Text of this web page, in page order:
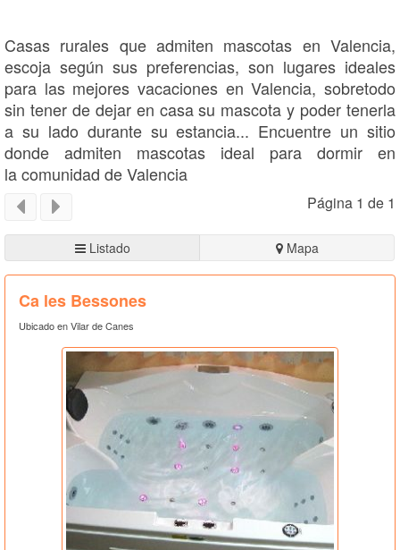
Casas rurales que admiten mascotas en Valencia,
escoja según sus preferencias, son lugares ideales
para las mejores vacaciones en Valencia, sobretodo
sin tener de dejar en casa su mascota y poder tenerla
a su lado durante su estancia... Encuentre un sitio
donde admiten mascotas ideal para dormir en
la comunidad de Valencia
Página 1 de 1
Listado Mapa
Ca les Bessones
Ubicado en Vilar de Canes